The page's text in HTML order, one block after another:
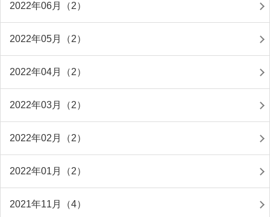
2022年06月（2）
2022年05月（2）
2022年04月（2）
2022年03月（2）
2022年02月（2）
2022年01月（2）
2021年11月（4）